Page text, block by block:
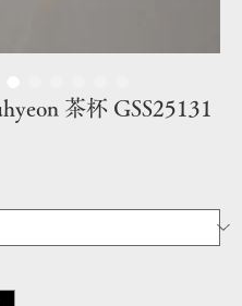
茶杯 GSS25131